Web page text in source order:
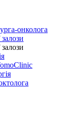
онколога
залози
залози